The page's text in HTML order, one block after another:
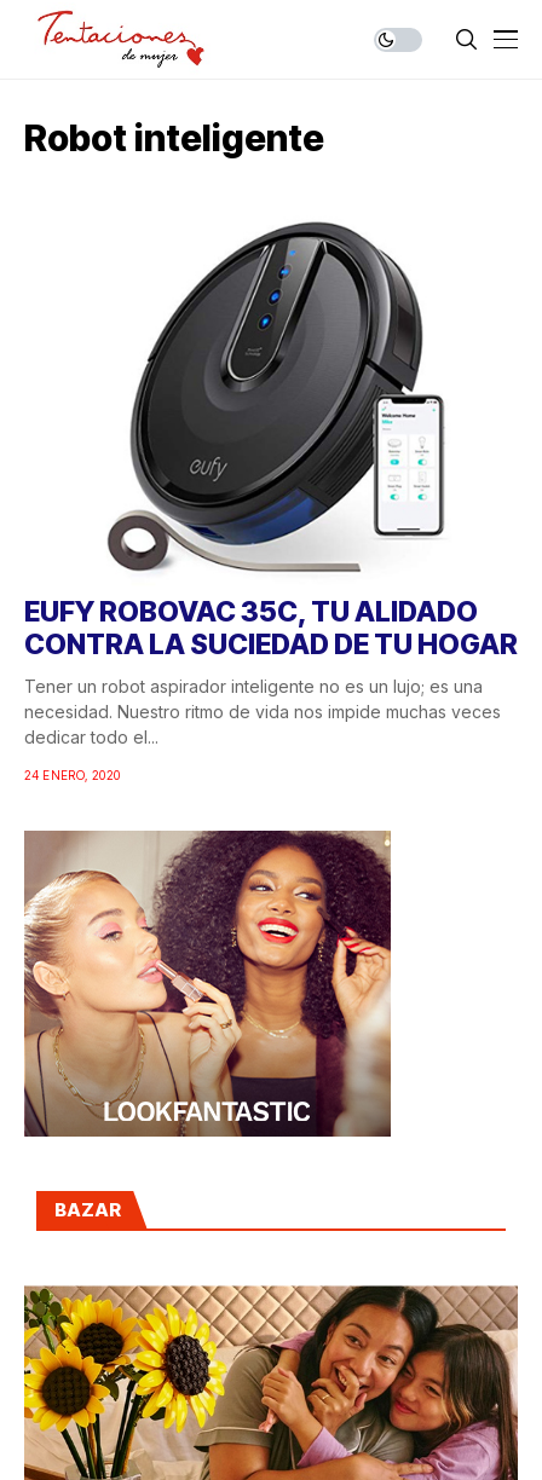
Robot inteligente
EUFY ROBOVAC 35C, TU ALIDADO
CONTRA LA SUCIEDAD DE TU HOGAR
Tener un robot aspirador inteligente no es un lujo; es una
necesidad. Nuestro ritmo de vida nos impide muchas veces
dedicar todo el...
24 ENERO, 2020
BAZAR